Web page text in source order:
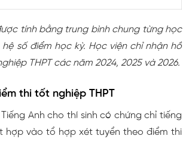
tính bằng trung bình chung từng học
số điểm học kỳ. Học viện chỉ nhận hồ
THPT các năm 2024, 2025 và 2026.
thi tốt nghiệp THPT
Anh cho thí sinh có chứng chỉ tiếng
hợp vào tổ hợp xét tuyển theo điểm thi